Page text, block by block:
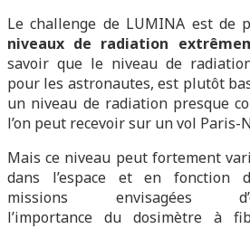
Le challenge de LUMINA est de
niveaux de radiation
savoir que le niveau de
pour les astronautes, est plutôt bas
un niveau de radiation presque
l’on peut recevoir sur un vol Paris-
Mais ce niveau peut fortement
dans l’espace et en fonction
missions envisagées
l’importance du dosimètre à